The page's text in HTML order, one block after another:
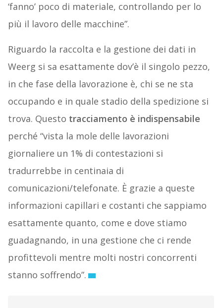
‘fanno’ poco di materiale, controllando per lo
più il lavoro delle macchine”.
Riguardo la raccolta e la gestione dei dati in
Weerg si sa esattamente dov’è il singolo pezzo,
in che fase della lavorazione è, chi se ne sta
occupando e in quale stadio della spedizione si
trova. Questo tracciamento è indispensabile
perché “vista la mole delle lavorazioni
giornaliere un 1% di contestazioni si
tradurrebbe in centinaia di
comunicazioni/telefonate. È grazie a queste
informazioni capillari e costanti che sappiamo
esattamente quanto, come e dove stiamo
guadagnando, in una gestione che ci rende
profittevoli mentre molti nostri concorrenti
stanno soffrendo”.